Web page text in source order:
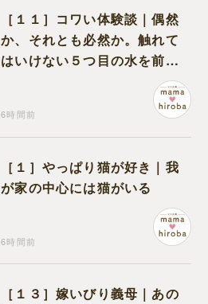
［１１］コワい体験談｜偶然
か、それとも必然か。触れて
はいけない５つ目の水を前に
6時間前
［１］やっぱり猫が好き｜我
が家の中心には猫がいる
6時間前
［１３］嫁いびり義母｜あの